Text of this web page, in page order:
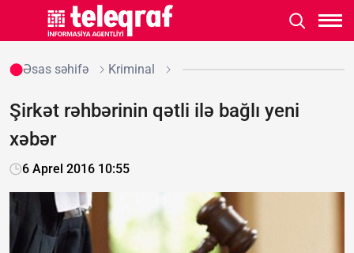
Əsas səhifə Kriminal
Şirkət rəhbərinin qətli ilə bağlı yeni
xəbər
6 Aprel 2016 10:55